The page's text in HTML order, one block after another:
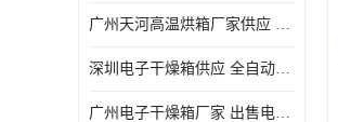
广州天河高温烘箱厂家供应 智能高温烘箱非标定制价格
深圳电子干燥箱供应 全自动恒温干燥箱厂家批发
广州电子干燥箱厂家 出售电子干燥箱优惠供应价格